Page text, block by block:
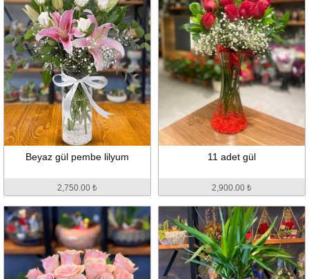
Beyaz gül pembe lilyum
2,750.00 ₺
11 adet gül
2,900.00 ₺